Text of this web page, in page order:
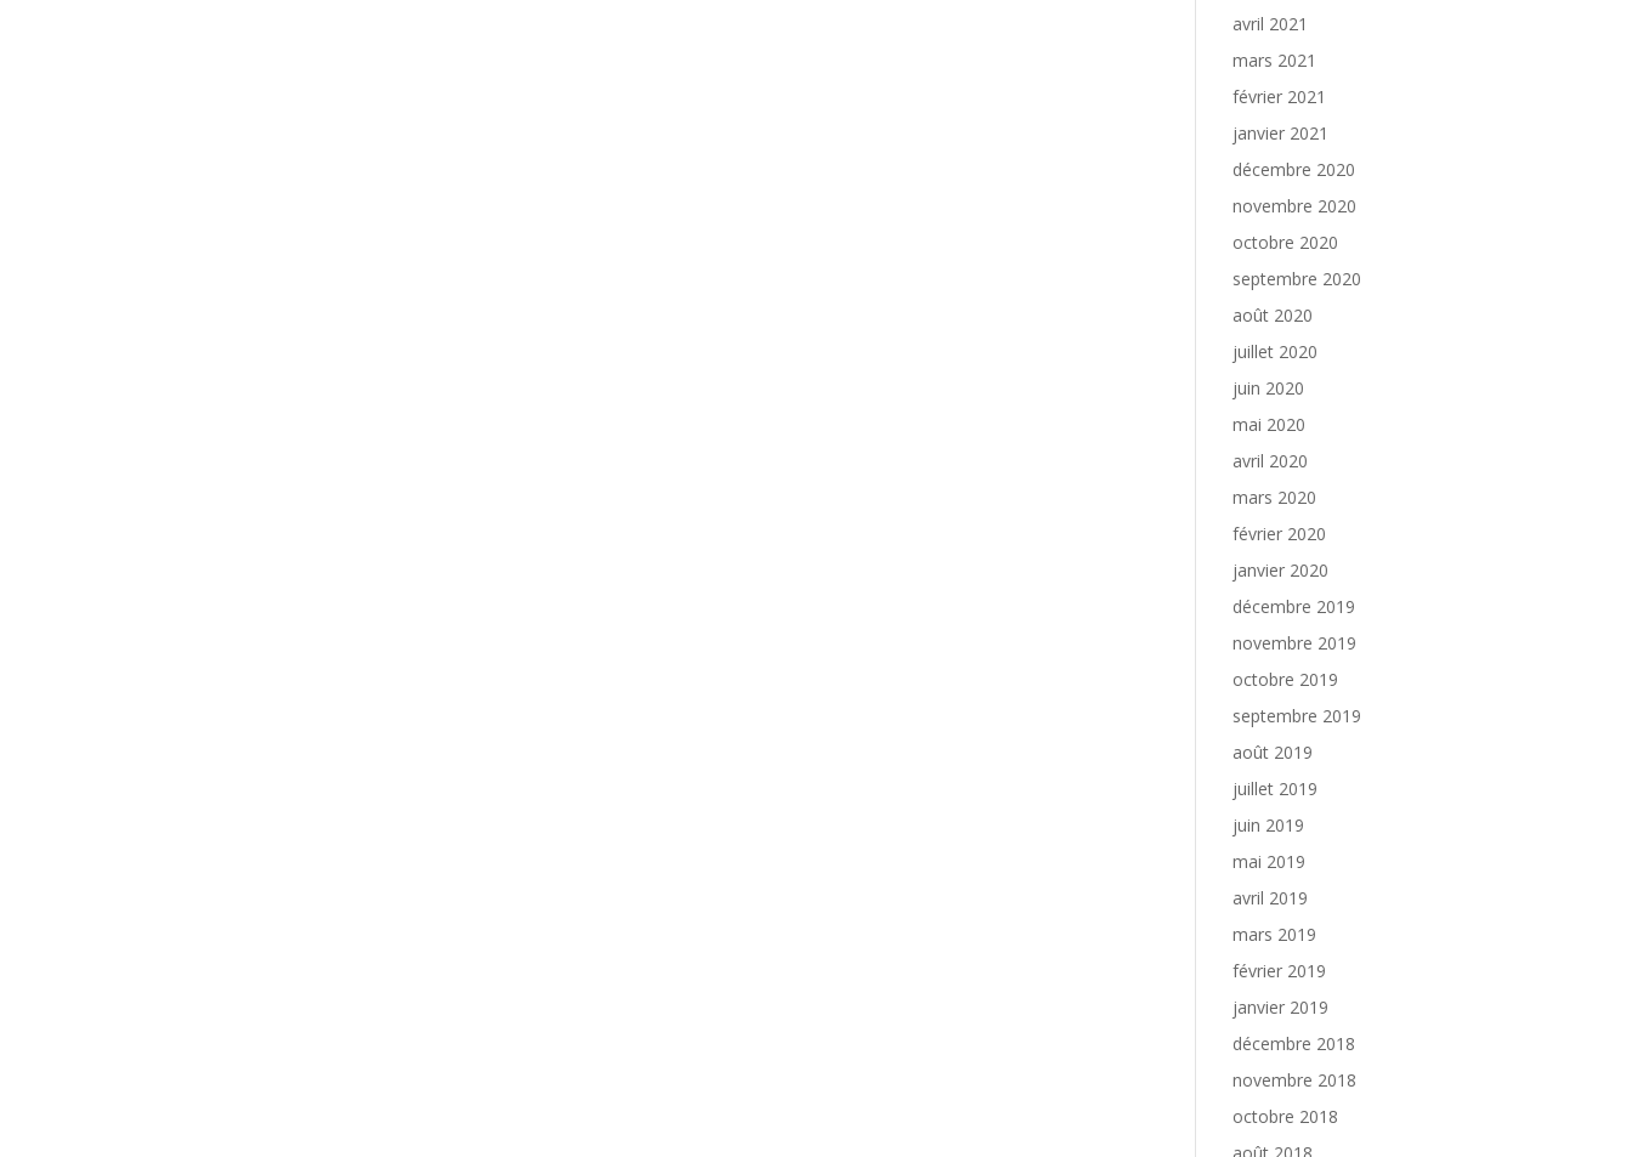
avril 2021
mars 2021
février 2021
janvier 2021
décembre 2020
novembre 2020
octobre 2020
septembre 2020
août 2020
juillet 2020
juin 2020
mai 2020
avril 2020
mars 2020
février 2020
janvier 2020
décembre 2019
novembre 2019
octobre 2019
septembre 2019
août 2019
juillet 2019
juin 2019
mai 2019
avril 2019
mars 2019
février 2019
janvier 2019
décembre 2018
novembre 2018
octobre 2018